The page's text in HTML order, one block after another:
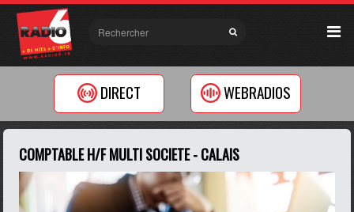
DIRECT WEBRADIOS
COMPTABLE H/F MULTI SOCIETE - CALAIS